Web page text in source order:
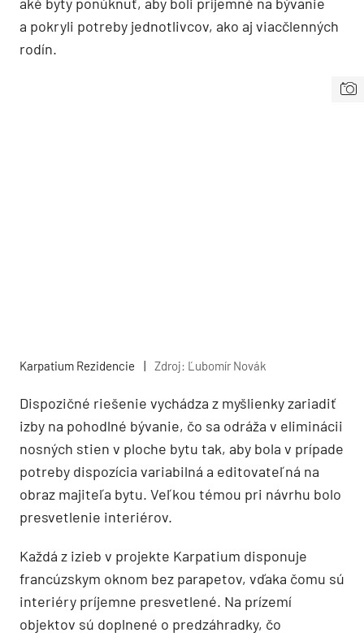
a pokryli potreby jednotlivcov, ako aj viacčlenných
rodín.
Karpatium Rezidencie Zdroj: Ľubomír Novák
Dispozičné riešenie vychádza z myšlienky zariadiť
izby na pohodlné bývanie, čo sa odráža v eliminácii
nosných stien v ploche bytu tak, aby bola v prípade
potreby dispozícia variabilná a editovateľná na
obraz majiteľa bytu. Veľkou témou pri návrhu bolo
presvetlenie interiérov.
Každá z izieb v projekte Karpatium disponuje
francúzskym oknom bez parapetov, vďaka čomu sú
interiéry príjemne presvetlené. Na prízemí
objektov sú doplnené o predzáhradky, čo